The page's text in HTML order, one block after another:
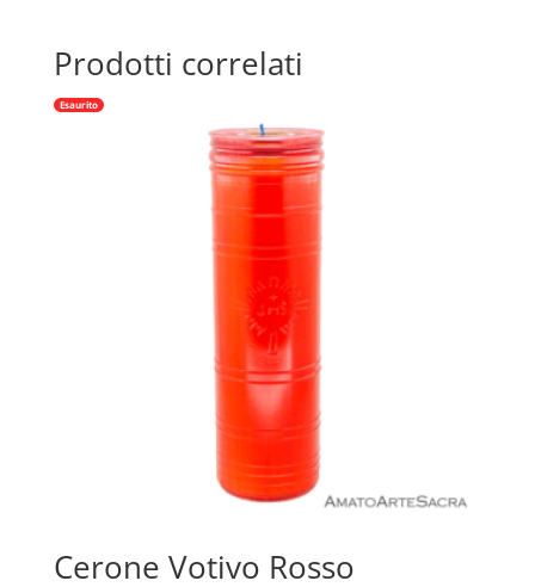
Prodotti correlati
Esaurito
Cerone Votivo Rosso